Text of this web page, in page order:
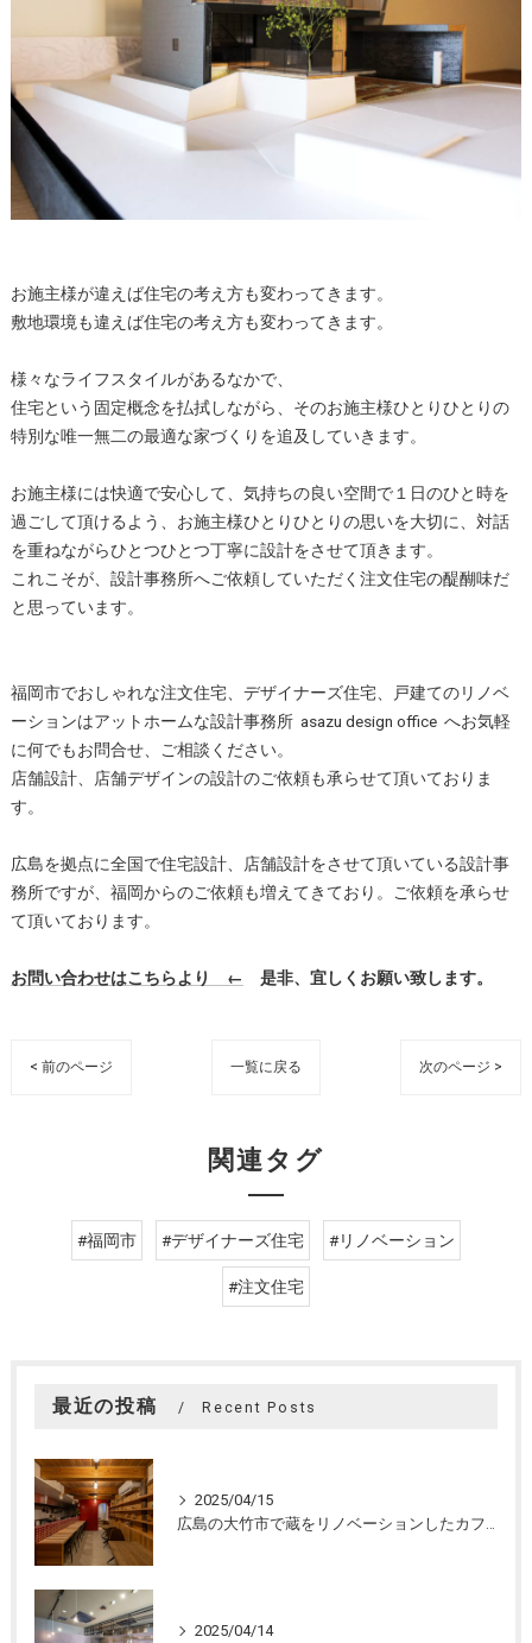
お施主様が違えば住宅の考え方も変わってきます。
敷地環境も違えば住宅の考え方も変わってきます。
様々なライフスタイルがあるなかで、
住宅という固定概念を払拭しながら、そのお施主様ひとりひとりの
特別な唯一無二の最適な家づくりを追及していきます。
お施主様には快適で安心して、気持ちの良い空間で１日のひと時を
過ごして頂けるよう、お施主様ひとりひとりの思いを大切に、対話
を重ねながらひとつひとつ丁寧に設計をさせて頂きます。
これこそが、設計事務所へご依頼していただく注文住宅の醍醐味だ
と思っています。
福岡市でおしゃれな注文住宅、デザイナーズ住宅、戸建てのリノベ
ーションはアットホームな設計事務所 asazu design office へお気軽
に何でもお問合せ、ご相談ください。
店舗設計、店舗デザインの設計のご依頼も承らせて頂いておりま
す。
広島を拠点に全国で住宅設計、店舗設計をさせて頂いている設計事
務所ですが、福岡からのご依頼も増えてきており。ご依頼を承らせ
て頂いております。
お問い合わせはこちらより ← 是非、宜しくお願い致します。
< 前のページ 一覧に戻る 次のページ >
関連タグ
#福岡市 #デザイナーズ住宅 #リノベーション
#注文住宅
最近の投稿 Recent Posts
2025/04/15
広島の大竹市で蔵をリノベーションしたカフェの設計。店舗設計、店舗デザインはasazu design office
2025/04/14